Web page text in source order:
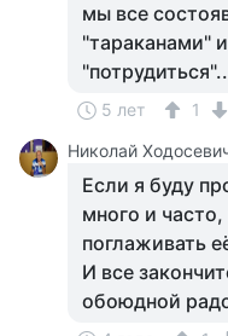
мы все
"тараканами"
5 лет
1
Николай
Если я буду
много и
поглаживать
И все
обоюдной